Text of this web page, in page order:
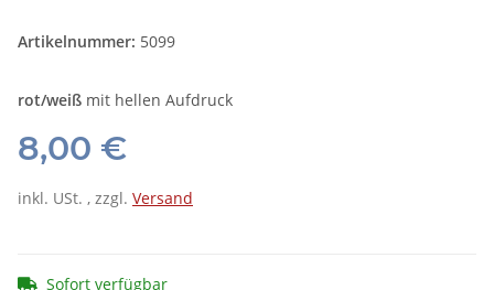
Artikelnummer: 5099
rot/weiß mit hellen Aufdruck
8,00 €
inkl. USt. , zzgl. Versand
Sofort verfügbar